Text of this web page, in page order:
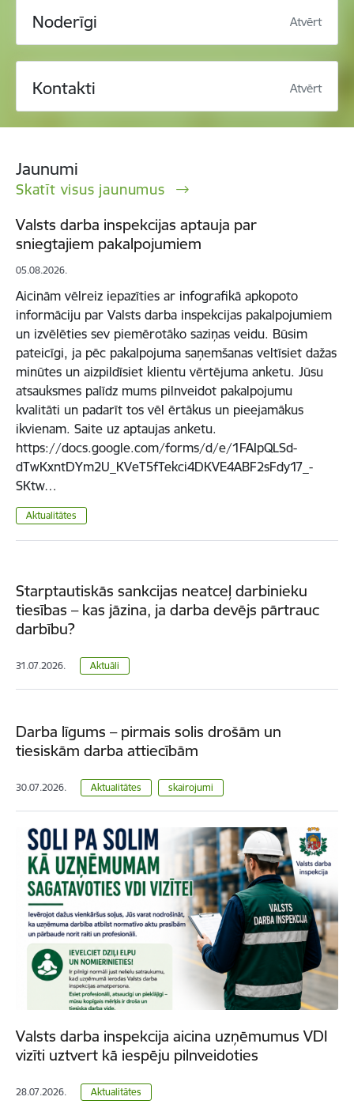
Noderīgi Atvērt
Kontakti Atvērt
Jaunumi
Skatīt visus jaunumus
Valsts darba inspekcijas aptauja par
sniegtajiem pakalpojumiem
05.08.2026.
Aicinām vēlreiz iepazīties ar infografikā apkopoto
informāciju par Valsts darba inspekcijas pakalpojumiem
un izvēlēties sev piemērotāko saziņas veidu. Būsim
pateicīgi, ja pēc pakalpojuma saņemšanas veltīsiet dažas
minūtes un aizpildīsiet klientu vērtējuma anketu. Jūsu
atsauksmes palīdz mums pilnveidot pakalpojumu
kvalitāti un padarīt tos vēl ērtākus un pieejamākus
ikvienam. Saite uz aptaujas anketu.
https://docs.google.com/forms/d/e/1FAIpQLSd-
dTwKxntDYm2U_KVeT5fTekci4DKVE4ABF2sFdy17_-
SKtw…
Aktualitātes
Starptautiskās sankcijas neatceļ darbinieku
tiesības – kas jāzina, ja darba devējs pārtrauc
darbību?
31.07.2026. Aktuāli
Darba līgums – pirmais solis drošām un
tiesiskām darba attiecībām
30.07.2026. Aktualitātes skairojumi
Valsts darba inspekcija aicina uzņēmumus VDI
vizīti uztvert kā iespēju pilnveidoties
28.07.2026. Aktualitātes